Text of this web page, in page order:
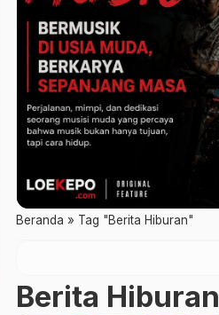
Beranda » Tag "Berita Hiburan"
Berita Hiburan